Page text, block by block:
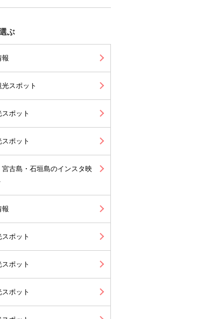
ぶ
報
スポット
ポット
ポット
宮古島・石垣島のインスタ映
報
ポット
ポット
ポット